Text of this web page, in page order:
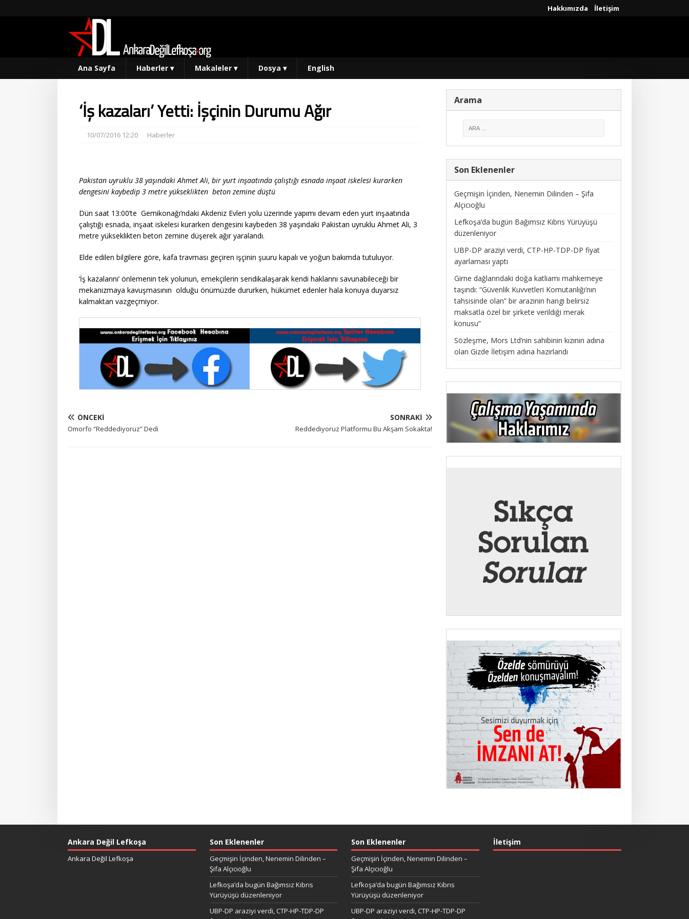
Hakkımızda İletişim
Ana Sayfa Haberler ▾ Makaleler ▾ Dosya ▾ English
‘İş kazaları’ Yetti: İşçinin Durumu Ağır
10/07/2016 12:20 Haberler
Pakistan uyruklu 38 yaşındaki Ahmet Ali, bir yurt inşaatında çalıştığı esnada inşaat iskelesi kurarken
dengesini kaybedip 3 metre yükseklikten beton zemine düştü
Dün saat 13:00’te Gemikonağı’ndaki Akdeniz Evleri yolu üzerinde yapımı devam eden yurt inşaatında
çalıştığı esnada, inşaat iskelesi kurarken dengesini kaybeden 38 yaşındaki Pakistan uyruklu Ahmet Ali, 3
metre yükseklikten beton zemine düşerek ağır yaralandı.
Elde edilen bilgilere göre, kafa travması geçiren işçinin şuuru kapalı ve yoğun bakımda tutuluyor.
‘İş kazalarını’ önlemenin tek yolunun, emekçilerin sendikalaşarak kendi haklarını savunabileceği bir
mekanizmaya kavuşmasının olduğu önümüzde dururken, hükümet edenler hala konuya duyarsız
kalmaktan vazgeçmiyor.
ÖNCEKI
Omorfo “Reddediyoruz” Dedi
SONRAKI
Reddediyoruz Platformu Bu Akşam Sokakta!
Arama
Son Eklenenler
Geçmişin İçinden, Nenemin Dilinden – Şifa
Alçıcıoğlu
Lefkoşa’da bugün Bağımsız Kıbrıs Yürüyüşü
düzenleniyor
UBP-DP araziyi verdi, CTP-HP-TDP-DP fiyat
ayarlaması yaptı
Girne dağlarındaki doğa katliamı mahkemeye
taşındı: “Güvenlik Kuvvetleri Komutanlığı’nın
tahsisinde olan” bir arazinin hangi belirsiz
maksatla özel bir şirkete verildiği merak
konusu”
Sözleşme, Mors Ltd’nin sahibinin kızının adına
olan Gizde İletişim adına hazırlandı
Ankara Değil Lefkoşa
Ankara Değil Lefkoşa
Son Eklenenler
Geçmişin İçinden, Nenemin Dilinden –
Şifa Alçıcıoğlu
Lefkoşa’da bugün Bağımsız Kıbrıs
Yürüyüşü düzenleniyor
UBP-DP araziyi verdi, CTP-HP-TDP-DP
Son Eklenenler
Geçmişin İçinden, Nenemin Dilinden –
Şifa Alçıcıoğlu
Lefkoşa’da bugün Bağımsız Kıbrıs
Yürüyüşü düzenleniyor
UBP-DP araziyi verdi, CTP-HP-TDP-DP
İletişim